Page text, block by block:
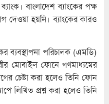
বাংলাদেশ ব্যাংকের পক্ষ
হয়নি। ব্যাংকের কারও
ব্যবস্থাপনা পরিচালক (এমডি)
মোবাইল ফোনে গণমাধ্যমের
চেষ্টা করা হলেও তিনি ফোন
লিখিত প্রশ্ন করা হলেও তিনি